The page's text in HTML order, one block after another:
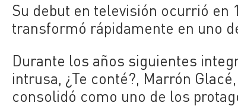
Su debut en televisión ocurrió en
transformó rápidamente en uno
Durante los años siguientes
intrusa, ¿Te conté?, Marrón Glacé,
consolidó como uno de los